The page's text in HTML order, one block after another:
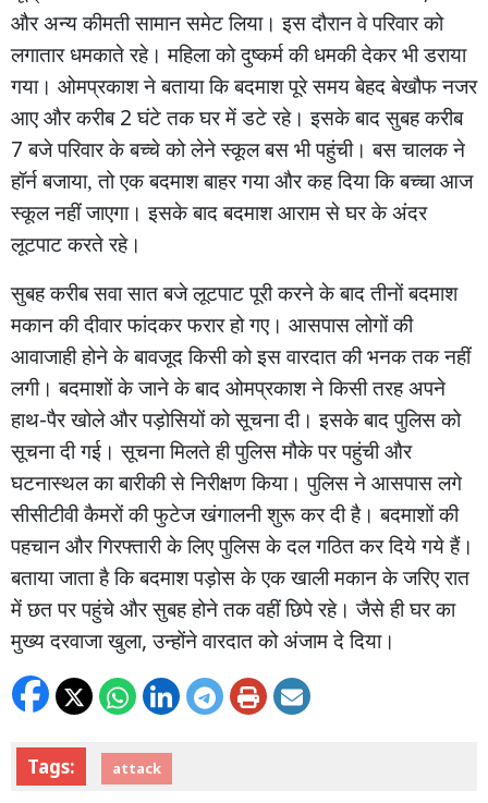
और अन्य कीमती सामान समेट लिया। इस दौरान वे परिवार को
लगातार धमकाते रहे। महिला को दुष्कर्म की धमकी देकर भी डराया
गया। ओमप्रकाश ने बताया कि बदमाश पूरे समय बेहद बेखौफ नजर
आए और करीब2घंटे तक घर में डटे रहे। इसके बाद सुबह करीब
7बजे परिवार के बच्चे को लेने स्कूल बस भी पहुंची। बस चालक ने
हॉर्न बजाया, तो एक बदमाश बाहर गया और कह दिया कि बच्चा आज
स्कूल नहीं जाएगा। इसके बाद बदमाश आराम से घर के अंदर
लूटपाट करते रहे।
सुबह करीब सवा सात बजे लूटपाट पूरी करने के बाद तीनों बदमाश
मकान की दीवार फांदकर फरार हो गए। आसपास लोगों की
आवाजाही होने के बावजूद किसी को इस वारदात की भनक तक नहीं
लगी। बदमाशों के जाने के बाद ओमप्रकाश ने किसी तरह अपने
हाथ-पैर खोले और पड़ोसियों को सूचना दी। इसके बाद पुलिस को
सूचना दी गई। सूचना मिलते ही पुलिस मौके पर पहुंची और
घटनास्थल का बारीकी से निरीक्षण किया। पुलिस ने आसपास लगे
सीसीटीवी कैमरों की फुटेज खंगालनी शुरू कर दी है। बदमाशों की
पहचान और गिरफ्तारी के लिए पुलिस के दल गठित कर दिये गये हैं।
बताया जाता है कि बदमाश पड़ोस के एक खाली मकान के जरिए रात
में छत पर पहुंचे और सुबह होने तक वहीं छिपे रहे। जैसे ही घर का
मुख्य दरवाजा खुला,उन्होंने वारदात को अंजाम दे दिया।
Tags: attack